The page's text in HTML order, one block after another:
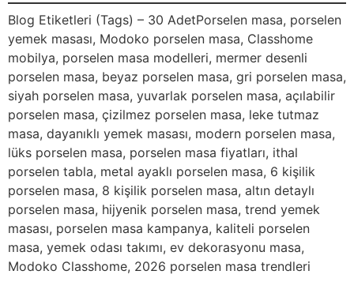
Blog Etiketleri (Tags) – 30 AdetPorselen masa, porselen
yemek masası, Modoko porselen masa, Classhome
mobilya, porselen masa modelleri, mermer desenli
porselen masa, beyaz porselen masa, gri porselen masa,
siyah porselen masa, yuvarlak porselen masa, açılabilir
porselen masa, çizilmez porselen masa, leke tutmaz
masa, dayanıklı yemek masası, modern porselen masa,
lüks porselen masa, porselen masa fiyatları, ithal
porselen tabla, metal ayaklı porselen masa, 6 kişilik
porselen masa, 8 kişilik porselen masa, altın detaylı
porselen masa, hijyenik porselen masa, trend yemek
masası, porselen masa kampanya, kaliteli porselen
masa, yemek odası takımı, ev dekorasyonu masa,
Modoko Classhome, 2026 porselen masa trendleri